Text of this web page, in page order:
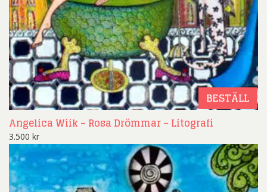
BESTÄLL
Angelica Wiik – Rosa Drömmar – Litografi
3.500 kr